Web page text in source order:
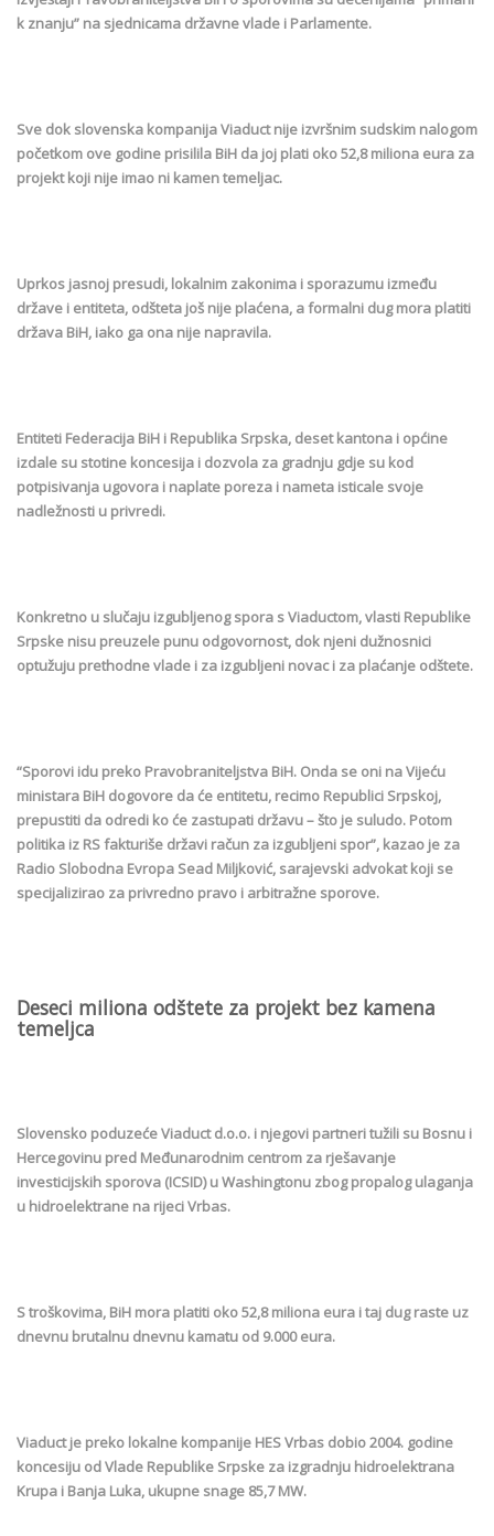
k znanju” na sjednicama državne vlade i Parlamente.
Sve dok slovenska kompanija Viaduct nije izvršnim sudskim nalogom
početkom ove godine prisilila BiH da joj plati oko 52,8 miliona eura za
projekt koji nije imao ni kamen temeljac.
Uprkos jasnoj presudi, lokalnim zakonima i sporazumu između
države i entiteta, odšteta još nije plaćena, a formalni dug mora platiti
država BiH, iako ga ona nije napravila.
Entiteti Federacija BiH i Republika Srpska, deset kantona i općine
izdale su stotine koncesija i dozvola za gradnju gdje su kod
potpisivanja ugovora i naplate poreza i nameta isticale svoje
nadležnosti u privredi.
Konkretno u slučaju izgubljenog spora s Viaductom, vlasti Republike
Srpske nisu preuzele punu odgovornost, dok njeni dužnosnici
optužuju prethodne vlade i za izgubljeni novac i za plaćanje odštete.
“Sporovi idu preko Pravobraniteljstva BiH. Onda se oni na Vijeću
ministara BiH dogovore da će entitetu, recimo Republici Srpskoj,
prepustiti da odredi ko će zastupati državu – što je suludo. Potom
politika iz RS fakturiše državi račun za izgubljeni spor”, kazao je za
Radio Slobodna Evropa Sead Miljković, sarajevski advokat koji se
specijalizirao za privredno pravo i arbitražne sporove.
Deseci miliona odštete za projekt bez kamena
temeljca
Slovensko poduzeće Viaduct d.o.o. i njegovi partneri tužili su Bosnu i
Hercegovinu pred Međunarodnim centrom za rješavanje
investicijskih sporova (ICSID) u Washingtonu zbog propalog ulaganja
u hidroelektrane na rijeci Vrbas.
S troškovima, BiH mora platiti oko 52,8 miliona eura i taj dug raste uz
dnevnu brutalnu dnevnu kamatu od 9.000 eura.
Viaduct je preko lokalne kompanije HES Vrbas dobio 2004. godine
koncesiju od Vlade Republike Srpske za izgradnju hidroelektrana
Krupa i Banja Luka, ukupne snage 85,7 MW.